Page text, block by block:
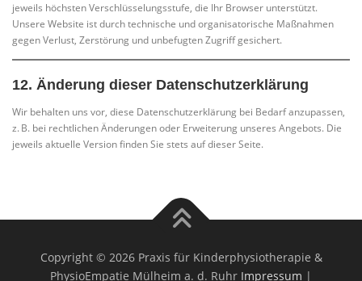
jeweils höchsten Verschlüsselungsstufe, die Ihr Browser unterstützt.
Unsere Website ist durch technische und organisatorische Maßnahmen
gegen Verlust, Zerstörung und unbefugten Zugriff gesichert.
12. Änderung dieser Datenschutzerklärung
Wir behalten uns vor, diese Datenschutzerklärung bei Bedarf anzupassen,
z. B. bei rechtlichen Änderungen oder Erweiterung unseres Angebots. Die
jeweils aktuelle Version finden Sie stets auf dieser Seite.
Copyright © 2026 Praxis für Kinderphysiotherapie &
PhysioEmpatie Mülheim a. d. Ruhr Impressum |